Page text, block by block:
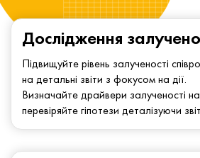
Дослідження
Підвищуйте рівень залученості
на детальні звіти з фокусом на дії.
Визначайте драйвери залученості
перевіряйте гіпотези деталізуючи